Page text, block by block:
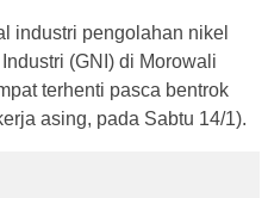
industri pengolahan nikel
(GNI) di Morowali
terhenti pasca bentrok
asing, pada Sabtu 14/1).